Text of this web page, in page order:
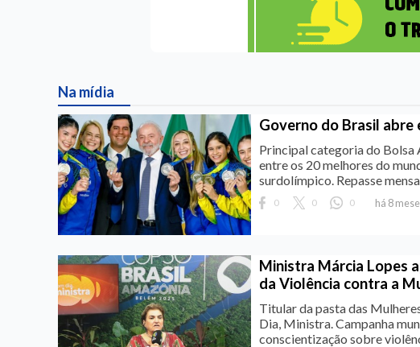
Na mídia
Governo do Brasil abre
Principal categoria do Bolsa
entre os 20 melhores do
surdolímpico. Repasse
0 0 0 há 8
Ministra Márcia Lopes
da Violência contra a
Titular da pasta das
Dia, Ministra. Campanha
conscientização sobre